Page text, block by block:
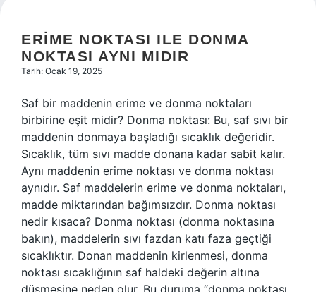
ERIME NOKTASI ILE DONMA
NOKTASI AYNI MIDIR
Tarih: Ocak 19, 2025
Saf bir maddenin erime ve donma noktaları
birbirine eşit midir? Donma noktası: Bu, saf sıvı bir
maddenin donmaya başladığı sıcaklık değeridir.
Sıcaklık, tüm sıvı madde donana kadar sabit kalır.
Aynı maddenin erime noktası ve donma noktası
aynıdır. Saf maddelerin erime ve donma noktaları,
madde miktarından bağımsızdır. Donma noktası
nedir kısaca? Donma noktası (donma noktasına
bakın), maddelerin sıvı fazdan katı faza geçtiği
sıcaklıktır. Donan maddenin kirlenmesi, donma
noktası sıcaklığının saf haldeki değerin altına
düşmesine neden olur. Bu duruma “donma noktası